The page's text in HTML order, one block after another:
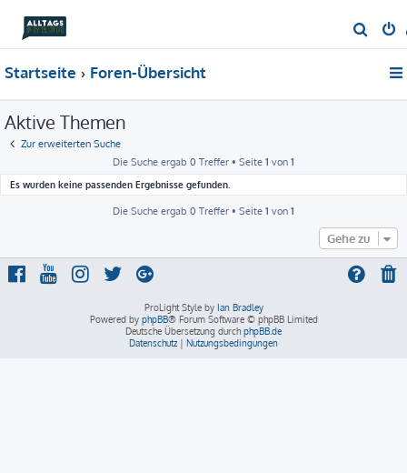
u
Startseite Foren-Übersicht
Aktive Themen
Zur erweiterten Suche
Die Suche ergab 0 Treffer • Seite 1 von 1
Es wurden keine passenden Ergebnisse gefunden.
Die Suche ergab 0 Treffer • Seite 1 von 1
Gehe zu
ProLight Style by Ian Bradley
Powered by phpBB® Forum Software © phpBB Limited
Deutsche Übersetzung durch phpBB.de
Datenschutz | Nutzungsbedingungen